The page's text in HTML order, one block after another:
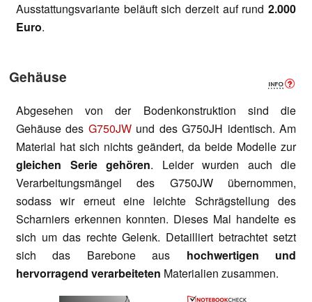
Ausstattungsvariante beläuft sich derzeit auf rund 2.000
Euro.
Gehäuse
Abgesehen von der Bodenkonstruktion sind die
Gehäuse des G750JWund des G750JH identisch. Am
Material hat sich nichts geändert, da beide Modelle zur
gleichen Serie gehören. Leider wurden auch die
Verarbeitungsmängel des G750JW übernommen,
sodass wir erneut eine leichte Schrägstellung des
Scharniers erkennen konnten. Dieses Mal handelte es
sich um das rechte Gelenk. Detailliert betrachtet setzt
sich das Barebone aus hochwertigen und
hervorragend verarbeiteten Materialien zusammen.